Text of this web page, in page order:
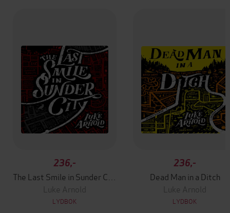
236,-
Luke Arnold
LYDBOK
236,-
Dead Man in a Ditch
Luke Arnold
LYDBOK